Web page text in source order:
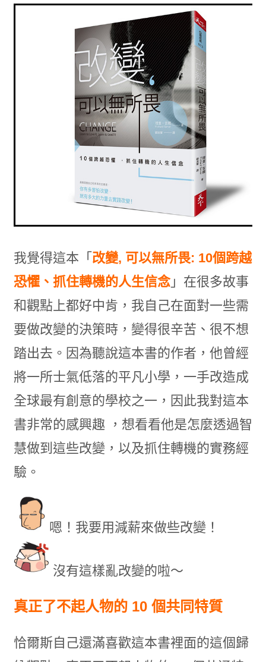
我覺得這本「 改變, 可以無所畏: 10個跨越
恐懼、抓住轉機的人生信念」在很多故事
和觀點上都好中肯，我自己在面對一些需
要做改變的決策時，變得很辛苦、很不想
踏出去。因為聽說這本書的作者，他曾經
將一所士氣低落的平凡小學，一手改造成
全球最有創意的學校之一，因此我對這本
書非常的感興趣 ，想看看他是怎麼透過智
慧做到這些改變，以及抓住轉機的實務經
驗。
嗯！我要用減薪來做些改變！
沒有這樣亂改變的啦～
真正了不起人物的 10 個共同特質
恰爾斯自己還滿喜歡這本書裡面的這個歸